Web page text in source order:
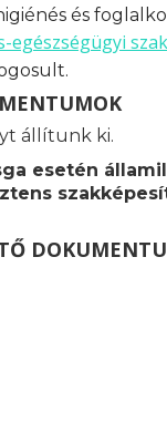
és
egészségügyi
állítunk ki.
esetén